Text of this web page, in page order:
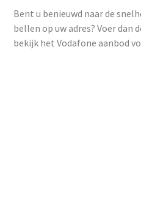
Bent u benieuwd naar de
bellen op uw adres? Voer dan
bekijk het Vodafone aanbod